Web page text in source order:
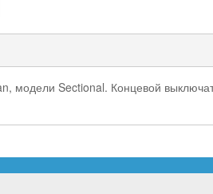
Sectional. Концевой